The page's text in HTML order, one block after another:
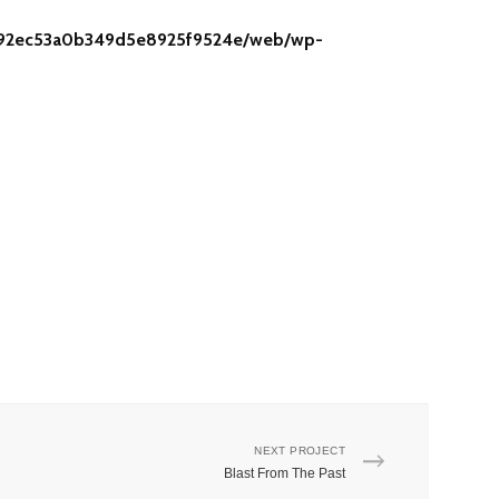
web/wp-
NEXT PROJECT
Blast From The Past